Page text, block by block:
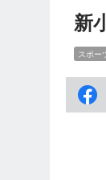
新
スポー